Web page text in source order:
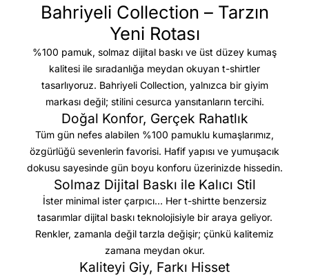
Bahriyeli Collection – Tarzın
Yeni Rotası
%100 pamuk, solmaz dijital baskı ve üst düzey kumaş
kalitesi ile sıradanlığa meydan okuyan t-shirtler
tasarlıyoruz. Bahriyeli Collection, yalnızca bir giyim
markası değil; stilini cesurca yansıtanların tercihi.
Doğal Konfor, Gerçek Rahatlık
Tüm gün nefes alabilen %100 pamuklu kumaşlarımız,
özgürlüğü sevenlerin favorisi. Hafif yapısı ve yumuşacık
dokusu sayesinde gün boyu konforu üzerinizde hissedin.
Solmaz Dijital Baskı ile Kalıcı Stil
İster minimal ister çarpıcı… Her t-shirtte benzersiz
tasarımlar dijital baskı teknolojisiyle bir araya geliyor.
Renkler, zamanla değil tarzla değişir; çünkü kalitemiz
zamana meydan okur.
Kaliteyi Giy, Farkı Hisset